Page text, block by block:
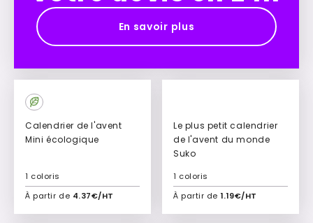
En savoir plus
Calendrier de l'avent
Mini écologique
À partir de 4.37€/HT
1 coloris
Ajouter à mon devis
Le plus petit calendrier
de l'avent du monde
Suko
À partir de 1.19€/HT
1 coloris
Ajouter à mon devis